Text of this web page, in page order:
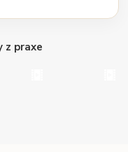
z praxe